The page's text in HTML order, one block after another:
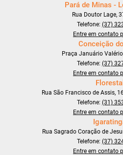
Pará de Minas -
Rua Doutor Lage,
Telefone: (37)
Entre em contato
Conceição
Praça Januário
Telefone: (37)
Entre em contato
Florestal
Rua São Francisco de Assis,
Telefone: (31)
Entre em contato
Rua Sagrado Coração de
Telefone: (37)
Entre em contato